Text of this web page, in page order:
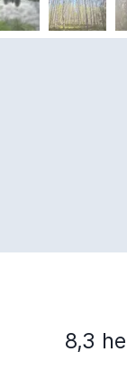
8,3